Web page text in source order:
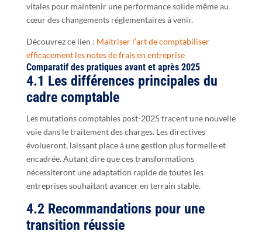
vitales pour maintenir une performance solide même au
cœur des changements réglementaires à venir.
Découvrez ce lien : Maitriser l’art de comptabiliser
efficacement les notes de frais en entreprise
Comparatif des pratiques avant et après 2025
4.1 Les différences principales du
cadre comptable
Les mutations comptables post-2025 tracent une nouvelle
voie dans le traitement des charges. Les directives
évolueront, laissant place à une gestion plus formelle et
encadrée. Autant dire que ces transformations
nécessiteront une adaptation rapide de toutes les
entreprises souhaitant avancer en terrain stable.
4.2 Recommandations pour une
transition réussie